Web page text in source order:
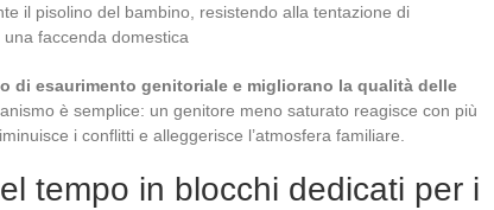
il pisolino del bambino, resistendo alla tentazione di
faccenda domestica
di esaurimento genitoriale e migliorano la qualità delle
è semplice: un genitore meno saturato reagisce con più
i conflitti e alleggerisce l’atmosfera familiare.
tempo in blocchi dedicati per i